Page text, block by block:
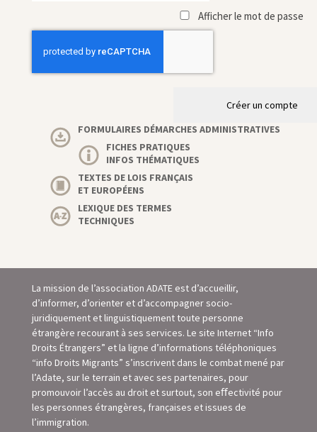
Afficher le mot de passe
Créer un compte
FORMULAIRES DÉMARCHES ADMINISTRATIVES
FICHES PRATIQUES
INFOS THÉMATIQUES
TEXTES DE LOIS FRANÇAIS
ET EUROPÉENS
LEXIQUE DES TERMES
TECHNIQUES
La mission de l’association ADATE est d’accueillir,
d’informer, d’orienter et d’accompagner socio-
juridiquement et linguistiquement toute personne
étrangère recourant à ses services. Le site Internet “Info
Droits Étrangers” et la ligne d’informations téléphoniques
“info Droits Migrants” s’inscrivent dans le combat mené par
l’Adate, sur le terrain et avec ses partenaires, pour
promouvoir l’accès au droit et surtout, son eﬀectivité pour
les personnes étrangères, françaises et issues de
l’immigration.